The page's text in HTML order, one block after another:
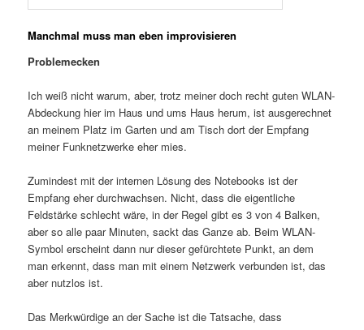
Manchmal muss man eben improvisieren
Problemecken
Ich weiß nicht warum, aber, trotz meiner doch recht guten WLAN-
Abdeckung hier im Haus und ums Haus herum, ist ausgerechnet
an meinem Platz im Garten und am Tisch dort der Empfang
meiner Funknetzwerke eher mies.
Zumindest mit der internen Lösung des Notebooks ist der
Empfang eher durchwachsen. Nicht, dass die eigentliche
Feldstärke schlecht wäre, in der Regel gibt es 3 von 4 Balken,
aber so alle paar Minuten, sackt das Ganze ab. Beim WLAN-
Symbol erscheint dann nur dieser gefürchtete Punkt, an dem
man erkennt, dass man mit einem Netzwerk verbunden ist, das
aber nutzlos ist.
Das Merkwürdige an der Sache ist die Tatsache, dass